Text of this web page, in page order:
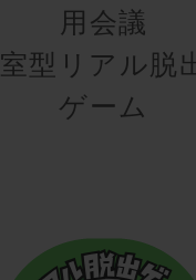
用会議
室型リアル脱
ゲーム